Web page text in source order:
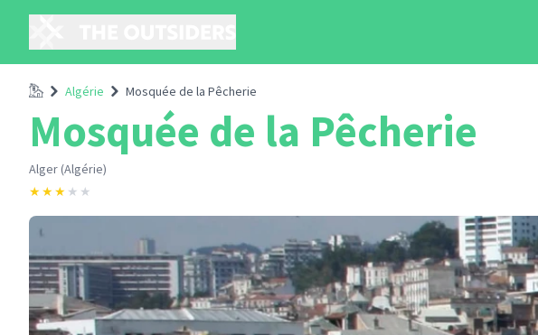
AccueilAlgérie Mosquée de la Pêcherie
Mosquée de la Pêcherie
Alger (Algérie)
★★★ ★ ★